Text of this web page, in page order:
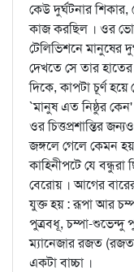
কেউ দুর্ঘটনার
কাজ করছিল । ওর
টেলিভিশনে মানুষের
দেখতে সে তার
দিকে, কাপটা চূর্ণ
`মানুষ এত নিষ্ঠুর
ওর চিত্তপ্রশান্তির
জঙ্গলে গেলে কেমন
কাহিনীপটে যে
বেরোয় । আগের
যুক্ত হয় : রূপা আর
পুত্রবধূ, চম্পা-শুভেন্দু
ম্যানেজার রজত
একটা বাচ্চা ।